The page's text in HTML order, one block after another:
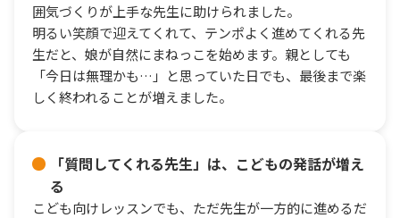
囲気づくりが上手な先生に助けられました。
明るい笑顔で迎えてくれて、テンポよく進めてくれる先
生だと、娘が自然にまねっこを始めます。親としても
「今日は無理かも…」と思っていた日でも、最後まで楽
しく終われることが増えました。
「質問してくれる先生」は、こどもの発話が増え
る
こども向けレッスンでも、ただ先生が一方的に進めるだ